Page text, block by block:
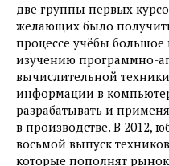
две группы первых
желающих было
процессе учёбы большое
изучению программно-
вычислительной
информации в
разрабатывать и
в производстве. В 2012,
восьмой выпуск
которые пополнят